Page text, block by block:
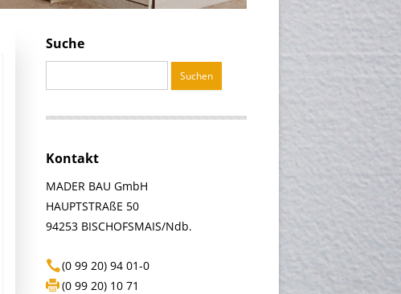
Suche
nach:
Kontakt
MADER BAU GmbH
HAUPTSTRAßE 50
94253 BISCHOFSMAIS/Ndb.
(0 99 20) 94 01-0
(0 99 20) 10 71